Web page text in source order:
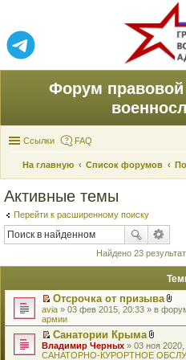
Форум
Ссылки FAQ
На главную Список форумов
Активные темы
Перейти к расширенному поиску
Найдено 23
П
е
р
е
й
т
Отсрочка от призыва
В
л
о
е
н
avia » 03 фев 2015, 20:33 » в
армии
П
е
Санатории Крыма
В
л
Владимир Черных » 03 ноя
САНАТОРНО-КУРОРТНОЕ